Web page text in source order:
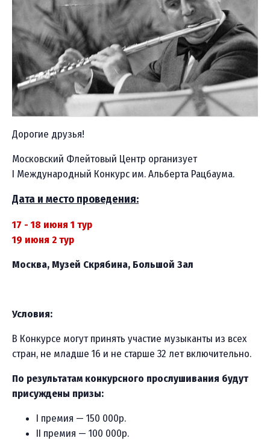
Дорогие друзья!
Московский Флейтовый Центр организует
I Международный Конкурс им. Альберта Рацбаума.
Дата и место проведения:
17 - 18 июня 1 тур
19 июня 2 тур
Москва, Музей Скрябина, Большой Зал
Условия:
В Конкурсе могут принять участие музыканты из всех
стран, не младше 16 и не старше 32 лет включительно.
По результатам конкурсного прослушивания будут
присуждены призы:
I премия — 150 000р.
II премия — 100 000р.